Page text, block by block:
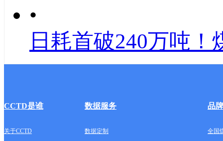
•
日耗首破240万吨！
CCTD是谁 数据服务 品
关于CCTD 数据定制 全国